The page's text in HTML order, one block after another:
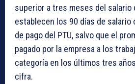
superior a tres meses del salario
establecen los 90 días de salario
de pago del PTU, salvo que el
pagado por la empresa a los
categoría en los últimos tres
cifra.